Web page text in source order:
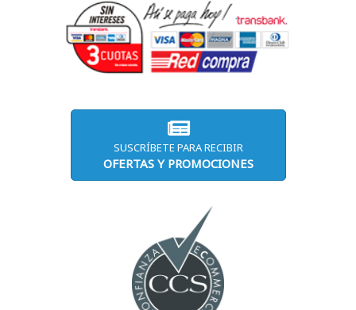
SUSCRÍBETE PARA RECIBIR
OFERTAS Y PROMOCIONES